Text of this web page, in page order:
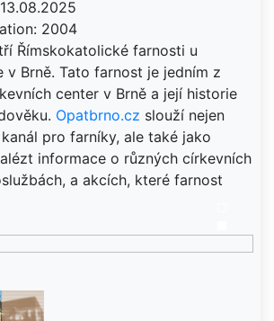
Římskokatolické farnosti u
v Brně. Tato farnost je jedním z
center v Brně a její historie
Opatbrno.cz slouží nejen
pro farníky, ale také jako
informace o různých církevních
a akcích, které farnost